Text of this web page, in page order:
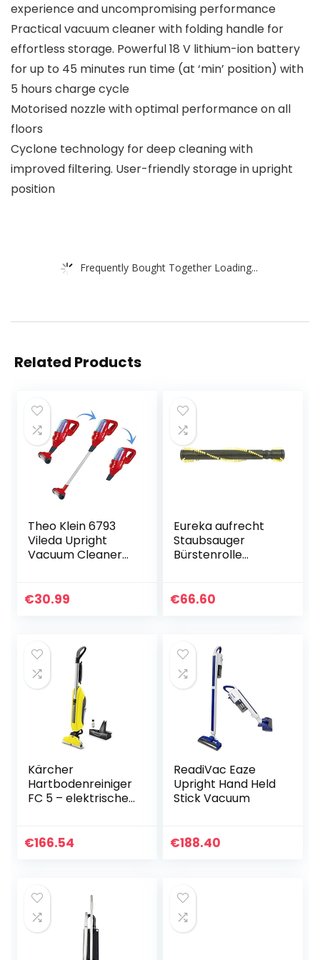
experience and uncompromising performance
Practical vacuum cleaner with folding handle for
effortless storage. Powerful 18 V lithium-ion battery
for up to 45 minutes run time (at ‘min’ position) with
5 hours charge cycle
Motorised nozzle with optimal performance on all
floors
Cyclone technology for deep cleaning with
improved filtering. User-friendly storage in upright
position
Frequently Bought Together Loading...
Related Products
Theo Klein 6793
Vileda Upright
Vacuum Cleaner
and hand nozzle I
€30.99
Eureka aufrecht
Staubsauger
Bürstenrolle
€66.60
Kärcher
Hartbodenreiniger
FC 5 – elektrischer
müheloses
€166.54
ReadiVac Eaze
Upright Hand Held
Stick Vacuum
€188.40